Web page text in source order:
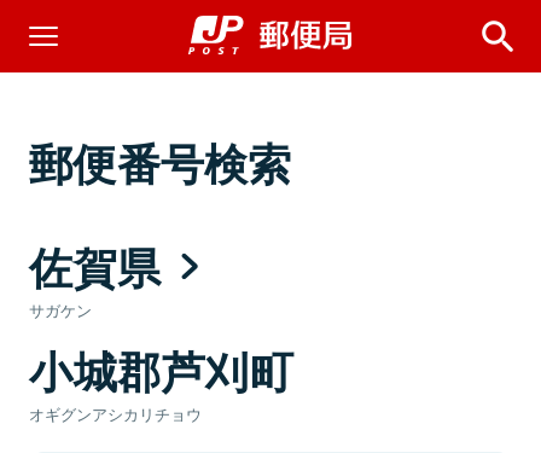
郵便番号検索
佐賀県
サガケン
小城郡芦刈町
オギグンアシカリチョウ